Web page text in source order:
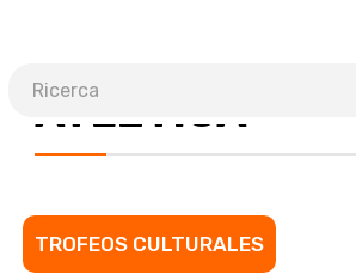
ATLETICA
TROFEOS CULTURALES